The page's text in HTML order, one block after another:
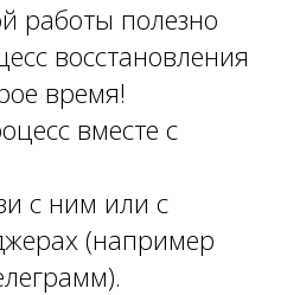
работы полезно
восстановления
время!
вместе с
с ним или с
(например